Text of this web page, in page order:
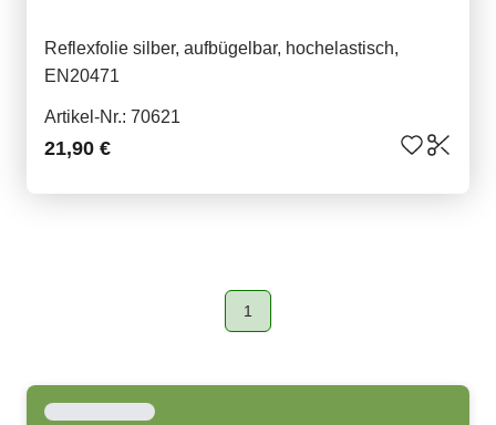
Reflexfolie silber, aufbügelbar, hochelastisch,
EN20471
Artikel-Nr.: 70621
21,90 €
Page
1